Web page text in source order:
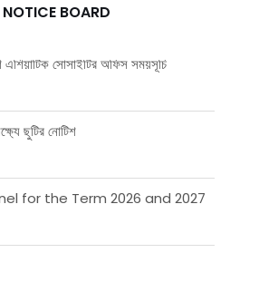
NOTICE BOARD
ছুটির নোটিশ
for the Term 2026 and 2027